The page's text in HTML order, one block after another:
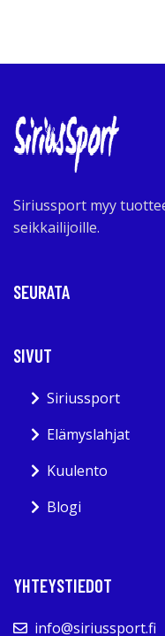
Siriussport myy
seikkailijoille.
SEURATA
SIVUT
Siriussport
Elämyslahjat
Kuulento
Blogi
YHTEYSTIEDOT
info@siriussport.fi